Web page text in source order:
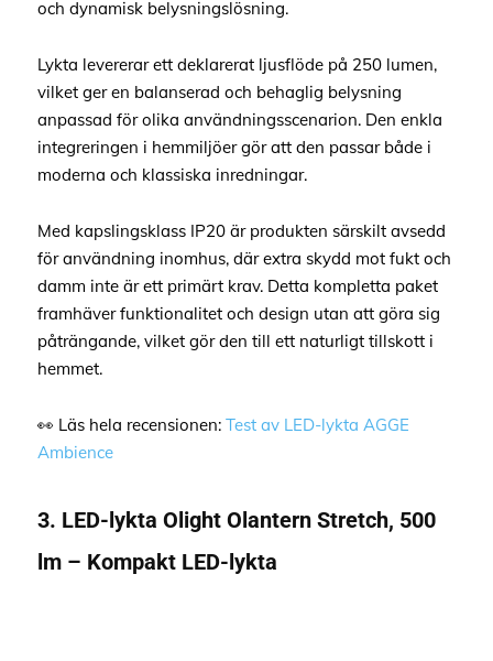
och dynamisk belysningslösning.
Lykta levererar ett deklarerat ljusflöde på 250 lumen,
vilket ger en balanserad och behaglig belysning
anpassad för olika användningsscenarion. Den enkla
integreringen i hemmiljöer gör att den passar både i
moderna och klassiska inredningar.
Med kapslingsklass IP20 är produkten särskilt avsedd
för användning inomhus, där extra skydd mot fukt och
damm inte är ett primärt krav. Detta kompletta paket
framhäver funktionalitet och design utan att göra sig
påträngande, vilket gör den till ett naturligt tillskott i
hemmet.
👀 Läs hela recensionen: Test av LED-lykta AGGE
Ambience
3. LED-lykta Olight Olantern Stretch, 500
lm – Kompakt LED-lykta